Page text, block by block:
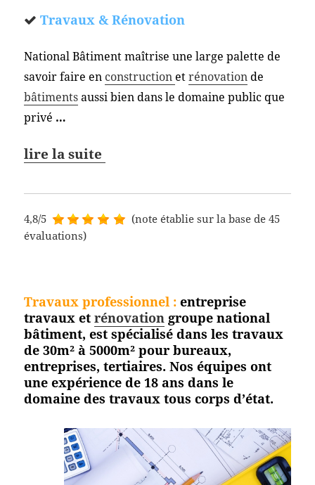
Travaux & Rénovation
National Bâtiment maîtrise une large palette de
savoir faire en construction etrénovationde
bâtimentsaussi bien dans le domaine public que
privé …
lire la suite
4,8/5
(note établie sur la base de 45
évaluations)
Travaux professionnel : entreprise
travaux etrénovation groupe national
bâtiment, est spécialisé dans les travaux
de 30m² à 5000m² pour bureaux,
entreprises, tertiaires. Nos équipes ont
une expérience de 18 ans dans le
domaine des travaux tous corpsd’état.